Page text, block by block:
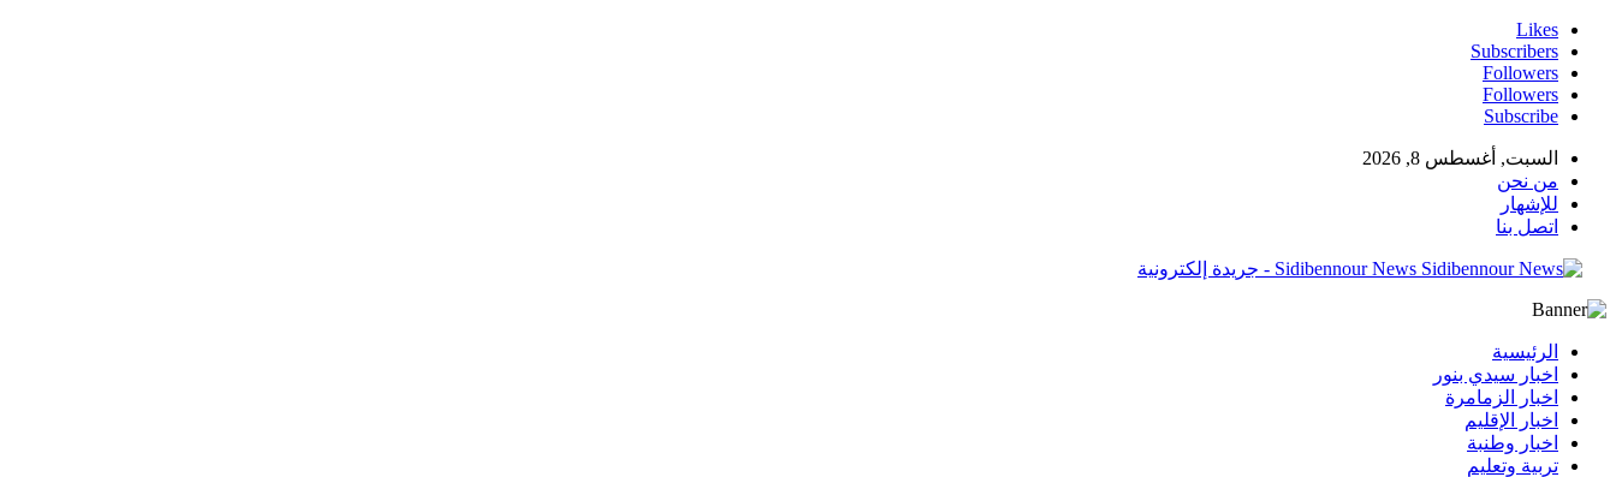
Likes
Subscribers
Followers
Followers
Subscribe
السبت, أغسطس 8, 2026
من نحن
للإشهار
اتصل بنا
Sidibennour News - جريدة إلكترونية
الرئيسية
اخبار سيدي بنور
اخبار الزمامرة
اخبار الإقليم
اخبار وطنبة
تربية وتعليم